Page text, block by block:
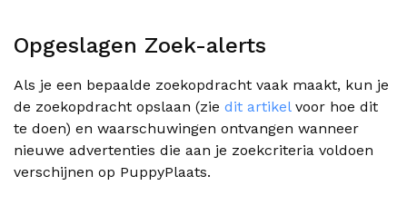
Opgeslagen Zoek-alerts
Als je een bepaalde zoekopdracht vaak maakt, kun je
de zoekopdracht opslaan (zie dit artikelvoor hoe dit
te doen) en waarschuwingen ontvangen wanneer
nieuwe advertenties die aan je zoekcriteria voldoen
verschijnen op PuppyPlaats.